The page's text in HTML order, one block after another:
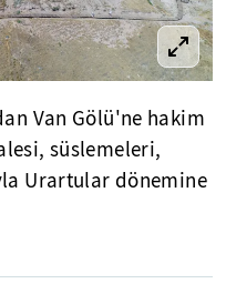
Van Gölü'ne hakim
süslemeleri,
Urartular dönemine